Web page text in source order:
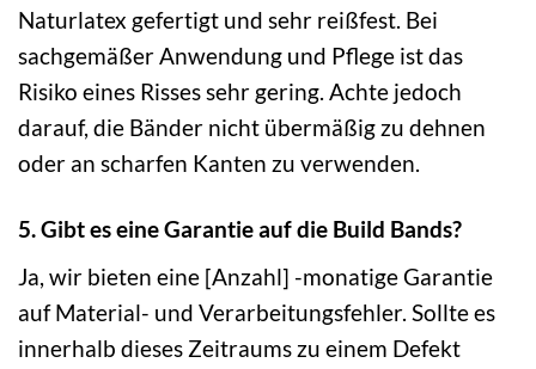
Naturlatex gefertigt und sehr reißfest. Bei
sachgemäßer Anwendung und Pflege ist das
Risiko eines Risses sehr gering. Achte jedoch
darauf, die Bänder nicht übermäßig zu dehnen
oder an scharfen Kanten zu verwenden.
5. Gibt es eine Garantie auf die Build Bands?
Ja, wir bieten eine [Anzahl] -monatige Garantie
auf Material- und Verarbeitungsfehler. Sollte es
innerhalb dieses Zeitraums zu einem Defekt